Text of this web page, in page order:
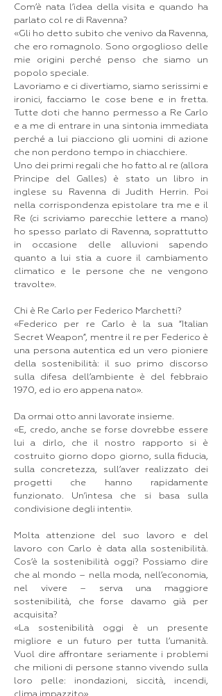
Com’è nata l’idea della visita e quando ha
parlato col re di Ravenna?
«Gli ho detto subito che venivo da Ravenna,
che ero romagnolo. Sono orgoglioso delle
mie origini perché penso che siamo un
popolo speciale.
Lavoriamo e ci divertiamo, siamo serissimi e
ironici, facciamo le cose bene e in fretta.
Tutte doti che hanno permesso a Re Carlo
e a me di entrare in una sintonia immediata
perché a lui piacciono gli uomini di azione
che non perdono tempo in chiacchiere.
Uno dei primi regali che ho fatto al re (allora
Principe del Galles) è stato un libro in
inglese su Ravenna di Judith Herrin. Poi
nella corrispondenza epistolare tra me e il
Re (ci scriviamo parecchie lettere a mano)
ho spesso parlato di Ravenna, soprattutto
in occasione delle alluvioni sapendo
quanto a lui stia a cuore il cambiamento
climatico e le persone che ne vengono
travolte».
Chi è Re Carlo per Federico Marchetti?
«Federico per re Carlo è la sua “Italian
Secret Weapon”, mentre il re per Federico è
una persona autentica ed un vero pioniere
della sostenibilità: il suo primo discorso
sulla difesa dell’ambiente è del febbraio
1970, ed io ero appena nato».
Da ormai otto anni lavorate insieme.
«E, credo, anche se forse dovrebbe essere
lui a dirlo, che il nostro rapporto si è
costruito giorno dopo giorno, sulla fiducia,
sulla concretezza, sull’aver realizzato dei
progetti che hanno rapidamente
funzionato. Un’intesa che si basa sulla
condivisione degli intenti».
Molta attenzione del suo lavoro e del
lavoro con Carlo è data alla sostenibilità.
Cos’è la sostenibilità oggi? Possiamo dire
che al mondo – nella moda, nell’economia,
nel vivere – serva una maggiore
sostenibilità, che forse davamo già per
acquisita?
«La sostenibilità oggi è un presente
migliore e un futuro per tutta l’umanità.
Vuol dire affrontare seriamente i problemi
che milioni di persone stanno vivendo sulla
loro pelle: inondazioni, siccità, incendi,